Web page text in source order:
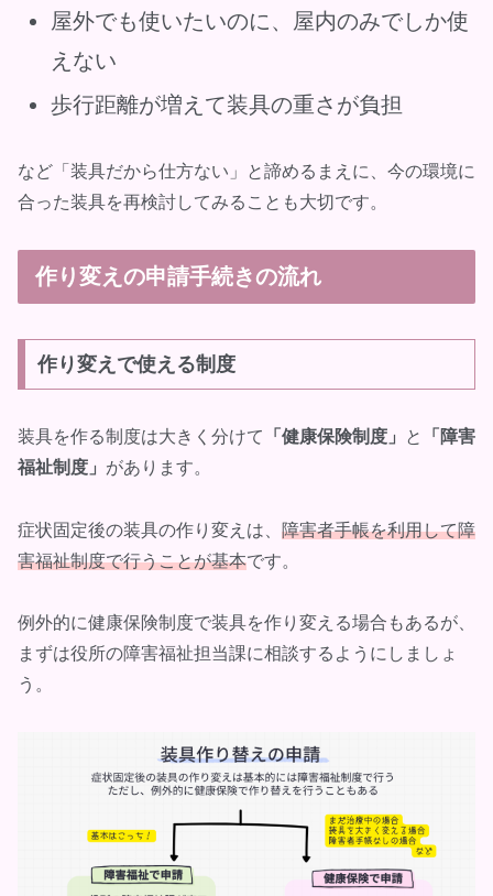
屋外でも使いたいのに、屋内のみでしか使
えない
歩行距離が増えて装具の重さが負担
など「装具だから仕方ない」と諦めるまえに、今の環境に
合った装具を再検討してみることも大切です。
作り変えの申請手続きの流れ
作り変えで使える制度
装具を作る制度は大きく分けて 「健康保険制度」 と
「障害
福祉制度」 があります。
症状固定後の装具の作り変えは、 障害者手帳を利用して障
害福祉制度で行うことが基本です。
例外的に健康保険制度で装具を作り変える場合もあるが、
まずは役所の障害福祉担当課に相談するようにしましょ
う。